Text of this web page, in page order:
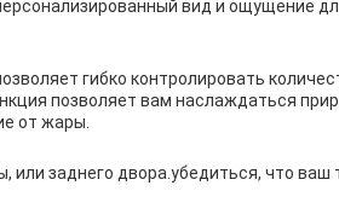
вид и ощущение
гибко контролировать
позволяет вам наслаждаться
от жары.
заднего двора.убедиться, что ваш